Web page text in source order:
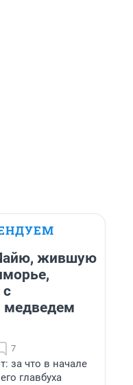
жившую
с
медведем
7
за что в начале
главбуха